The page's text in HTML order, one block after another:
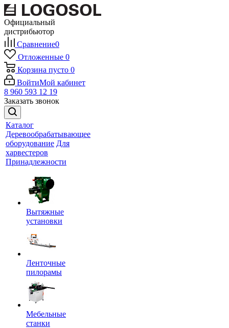
Официальный
дистрибьютор
Сравнение0
Отложенные 0
Корзина пусто 0
ВойтиМой кабинет
8 960 593 12 19
Заказать звонок
Каталог
Деревообрабатывающее
оборудование Для
харвестеров
Принадлежности
Вытяжные
установки
Ленточные
пилорамы
Мебельные
станки